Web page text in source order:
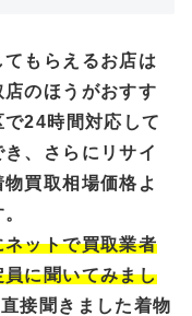
もらえるお店は
のほうがおすす
24時間対応して
、さらにリサイ
買取相場価格よ
ットで買取業者
に聞いてみまし
接聞きました着物